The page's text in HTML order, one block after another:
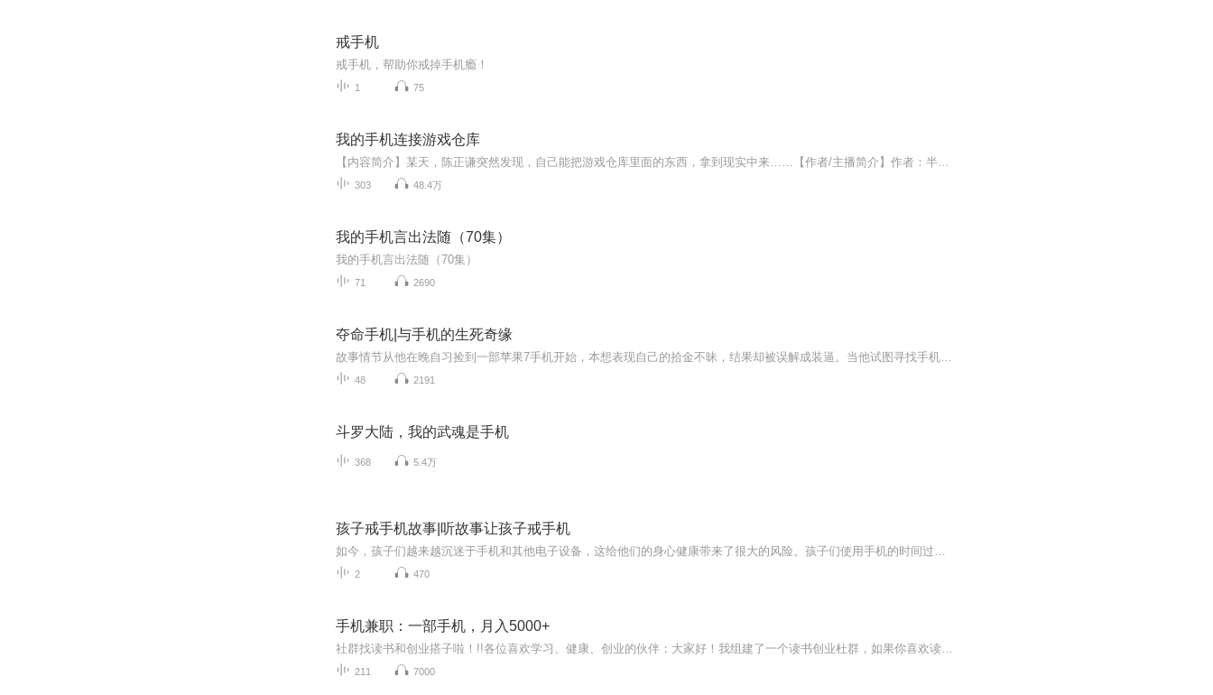
戒手机
戒手机，帮助你戒掉手机瘾！
1 75
我的手机连接游戏仓库
【内容简介】某天，陈正谦突然发现，自己能把游戏仓库里面的东西，拿到现实中来……【作者/主播简介】作者：半纸情书0，网络小说作家。主播：语释_有声工作室【购买须知】1、本作品为付费有声书，前75集为免费试听，购买成功后，即可收听，可下载重复收听...
303 48.4万
我的手机言出法随（70集）
我的手机言出法随（70集）
71 2690
夺命手机|与手机的生死奇缘
故事情节从他在晚自习捡到一部苹果7手机开始，本想表现自己的拾金不昧，结果却被误解成装逼。当他试图寻找手机主人时，意外地发现手机主人竟然将手机的指纹解锁设置为他自己的。更奇怪的是，他接到一个陌生号码的电话，电话那头的女声宣称他被选中，并要求...
48 2191
斗罗大陆，我的武魂是手机
368 5.4万
孩子戒手机故事|听故事让孩子戒手机
如今，孩子们越来越沉迷于手机和其他电子设备，这给他们的身心健康带来了很大的风险。孩子们使用手机的时间过长会导致视力下降、肥胖、睡眠不足、注意力不集中等问题。此外，长时间接触网络世界也可能会对孩子的心理健康造成负面影响。因此，让孩子戒手机...
2 470
手机兼职：一部手机，月入5000+
社群找读书和创业搭子啦！!!各位喜欢学习、健康、创业的伙伴：大家好！我组建了一个读书创业杜群，如果你喜欢读书或者想拥有一个事业机会的话，可以加微mx04188，我邀请你进读书群。为什么要做读书会？1.一个人读书，很多人很难坚持下去，但一群人，能相互...
211 7000